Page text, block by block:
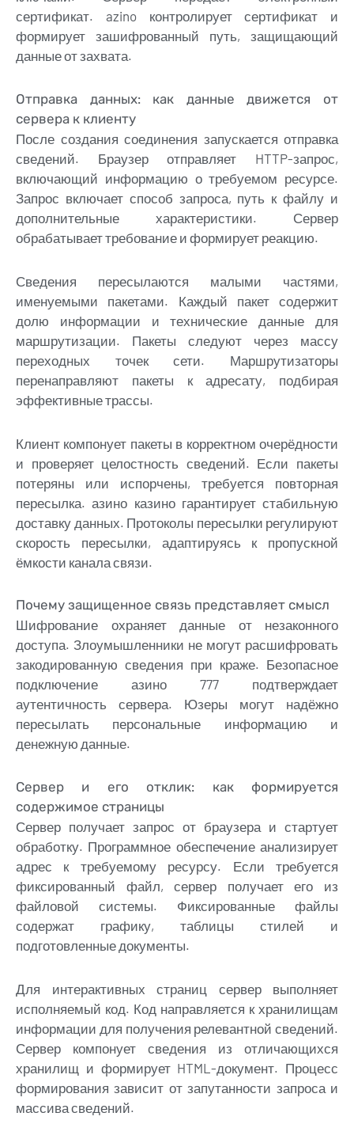
сертификат. azino контролирует сертификат и
формирует зашифрованный путь, защищающий
данные от захвата.
Отправка данных: как данные движется от
сервера к клиенту
После создания соединения запускается отправка
сведений. Браузер отправляет HTTP-запрос,
включающий информацию о требуемом ресурсе.
Запрос включает способ запроса, путь к файлу и
дополнительные характеристики. Сервер
обрабатывает требование и формирует реакцию.
Сведения пересылаются малыми частями,
именуемыми пакетами. Каждый пакет содержит
долю информации и технические данные для
маршрутизации. Пакеты следуют через массу
переходных точек сети. Маршрутизаторы
перенаправляют пакеты к адресату, подбирая
эффективные трассы.
Клиент компонует пакеты в корректном очерёдности
и проверяет целостность сведений. Если пакеты
потеряны или испорчены, требуется повторная
пересылка. азино казино гарантирует стабильную
доставку данных. Протоколы пересылки регулируют
скорость пересылки, адаптируясь к пропускной
ёмкости канала связи.
Почему защищенное связь представляет смысл
Шифрование охраняет данные от незаконного
доступа. Злоумышленники не могут расшифровать
закодированную сведения при краже. Безопасное
подключение азино 777 подтверждает
аутентичность сервера. Юзеры могут надёжно
пересылать персональные информацию и
денежную данные.
Сервер и его отклик: как формируется
содержимое страницы
Сервер получает запрос от браузера и стартует
обработку. Программное обеспечение анализирует
адрес к требуемому ресурсу. Если требуется
фиксированный файл, сервер получает его из
файловой системы. Фиксированные файлы
содержат графику, таблицы стилей и
подготовленные документы.
Для интерактивных страниц сервер выполняет
исполняемый код. Код направляется к хранилищам
информации для получения релевантной сведений.
Сервер компонует сведения из отличающихся
хранилищ и формирует HTML-документ. Процесс
формирования зависит от запутанности запроса и
массива сведений.